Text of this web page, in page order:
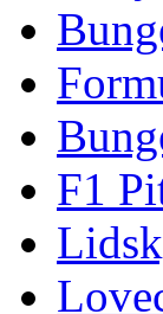
F1